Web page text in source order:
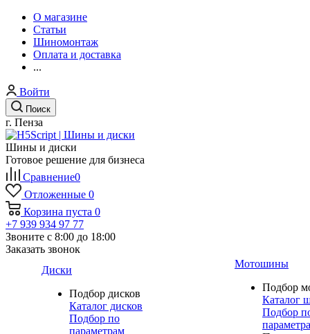
О магазине
Статьи
Шиномонтаж
Оплата и доставка
...
Войти
Поиск
г. Пенза
Шины и диски
Готовое решение для бизнеса
Сравнение0
Отложенные 0
Корзина пуста 0
+7 939 934 97 77
Звоните с 8:00 до 18:00
Заказать звонок
Диски
Подбор дисков
Каталог дисков
Подбор по
параметрам
Мотошины
Подбор
Каталог
Подбор